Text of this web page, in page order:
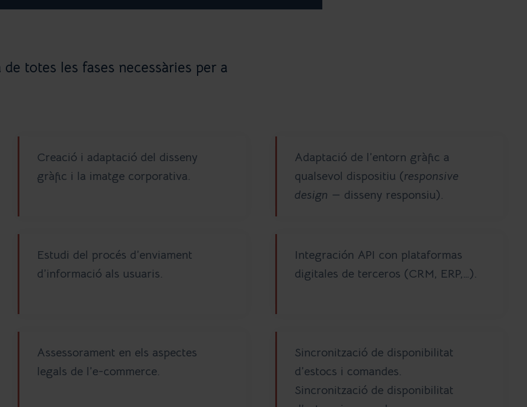
totes les fases necessàries per a
Creació i adaptació del disseny
gràfic i la imatge corporativa.
Adaptació de l’entorn gràfic a
qualsevol dispositiu (responsive
design — disseny responsiu).
Estudi del procés d’enviament
d’informació als usuaris.
Integración API con plataformas
digitales de terceros (CRM, ERP,…).
Assessorament en els aspectes
legals de l’e-commerce.
Sincronització de disponibilitat
d’estocs i comandes.
Sincronització de disponibilitat